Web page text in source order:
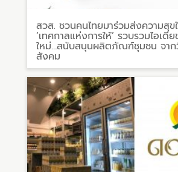
สวส. ชวนคนไทยมาร่วมส่งความสุข
‘เทศกาลแห่งการให้’ รวบรวมไอเ
ใหม่…สนับสนุนผลิตภัณฑ์ชุมชน จาก
สังคม